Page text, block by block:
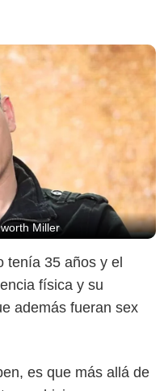
Miller
tenía 35 años y el
física y su
además fueran sex
es que más allá de